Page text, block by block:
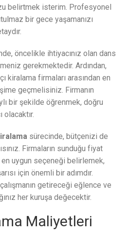
belirtmek isterim. Profesyonel
bir gece yaşamanızı
öncelikle ihtiyacınız olan dans
gerekmektedir. Ardından,
kiralama firmaları arasından en
geçmelisiniz. Firmanın
bir şekilde öğrenmek, doğru
olacaktır.
sürecinde, bütçenizi de
Firmaların sunduğu fiyat
uygun seçeneği belirlemek,
için önemli bir adımdır.
getireceği eğlence ve
her kuruşa değecektir.
Maliyetleri